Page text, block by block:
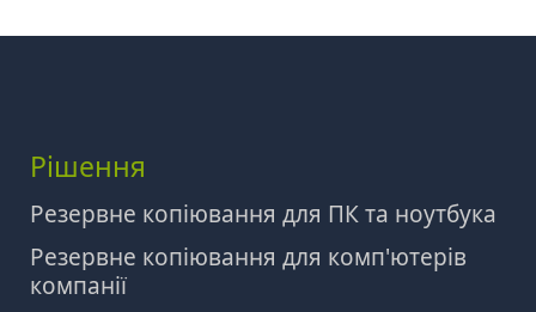
Рішення
Резервне копіювання для ПК та ноутбука
Резервне копіювання для комп'ютерів
компанії